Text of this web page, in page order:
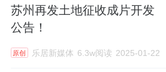
苏州再发土地征收成片开发
公告！
原创 乐居新媒体 6.3w阅读 2025-01-22